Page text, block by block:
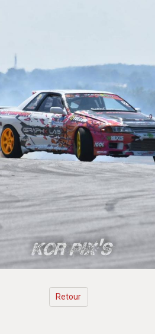
Retour